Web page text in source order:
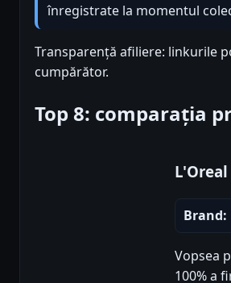
înregistrate la momentul
Transparență afiliere: linkurile
cumpărător.
Top 8: comparația
Brand:
Vopsea
100% a